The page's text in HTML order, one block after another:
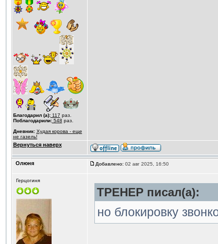
Благодарил (а):117 раз.
Поблагодарили:548 раз.
Дневник: Худая корова - еще
не газель!
Вернуться наверх
Олюня Добавлено:02 авг 2025, 16:50
Герцогиня
ТРЕНЕР писал(а):
но блокировку